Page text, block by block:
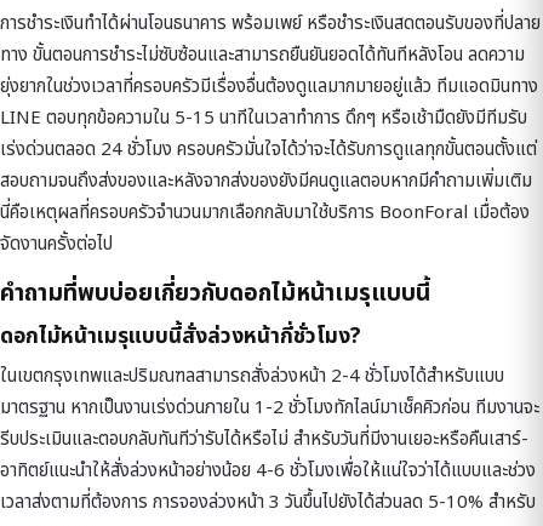
การชำระเงินทำได้ผ่านโอนธนาคาร พร้อมเพย์ หรือชำระเงินสดตอนรับของที่ปลาย
ทาง ขั้นตอนการชำระไม่ซับซ้อนและสามารถยืนยันยอดได้ทันทีหลังโอน ลดความ
ยุ่งยากในช่วงเวลาที่ครอบครัวมีเรื่องอื่นต้องดูแลมากมายอยู่แล้ว ทีมแอดมินทาง
LINE ตอบทุกข้อความใน 5-15 นาทีในเวลาทำการ ดึกๆ หรือเช้ามืดยังมีทีมรับ
เร่งด่วนตลอด 24 ชั่วโมง ครอบครัวมั่นใจได้ว่าจะได้รับการดูแลทุกขั้นตอนตั้งแต่
สอบถามจนถึงส่งของและหลังจากส่งของยังมีคนดูแลตอบหากมีคำถามเพิ่มเติม
นี่คือเหตุผลที่ครอบครัวจำนวนมากเลือกกลับมาใช้บริการ BoonForal เมื่อต้อง
จัดงานครั้งต่อไป
คำถามที่พบบ่อยเกี่ยวกับดอกไม้หน้าเมรุแบบนี้
ดอกไม้หน้าเมรุแบบนี้สั่งล่วงหน้ากี่ชั่วโมง?
ในเขตกรุงเทพและปริมณฑลสามารถสั่งล่วงหน้า 2-4 ชั่วโมงได้สำหรับแบบ
มาตรฐาน หากเป็นงานเร่งด่วนภายใน 1-2 ชั่วโมงทักไลน์มาเช็คคิวก่อน ทีมงานจะ
รีบประเมินและตอบกลับทันทีว่ารับได้หรือไม่ สำหรับวันที่มีงานเยอะหรือคืนเสาร์-
อาทิตย์แนะนำให้สั่งล่วงหน้าอย่างน้อย 4-6 ชั่วโมงเพื่อให้แน่ใจว่าได้แบบและช่วง
เวลาส่งตามที่ต้องการ การจองล่วงหน้า 3 วันขึ้นไปยังได้ส่วนลด 5-10% สำหรับ